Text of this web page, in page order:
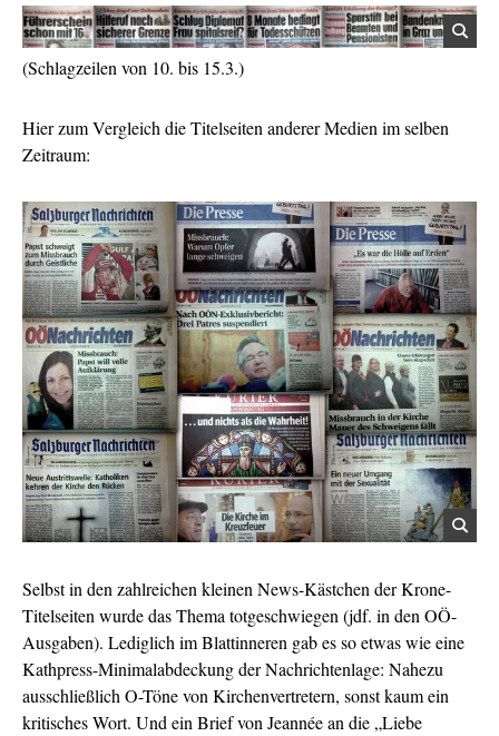
(Schlagzeilen von 10. bis 15.3.)
Hier zum Vergleich die Titelseiten anderer Medien im selben
Zeitraum:
Selbst in den zahlreichen kleinen News-Kästchen der Krone-
Titelseiten wurde das Thema totgeschwiegen (jdf. in den OÖ-
Ausgaben). Lediglich im Blattinneren gab es so etwas wie eine
Kathpress-Minimalabdeckung der Nachrichtenlage: Nahezu
ausschließlich O-Töne von Kirchenvertretern, sonst kaum ein
kritisches Wort. Und ein Brief von Jeannée an die „Liebe